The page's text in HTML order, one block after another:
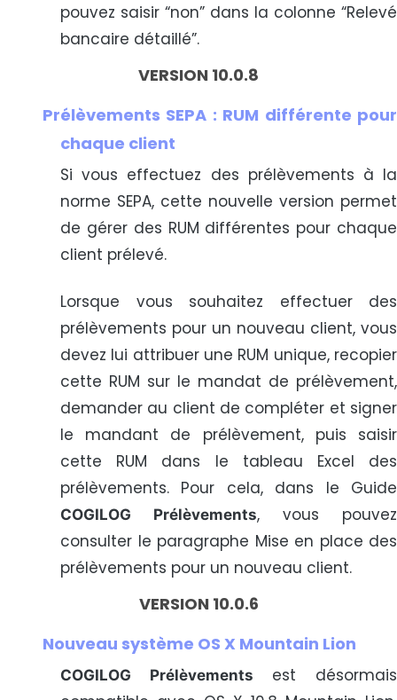
pouvez saisir “non” dans la colonne “Relevé
bancaire détaillé”.
VERSION 10.0.8
Prélèvements SEPA : RUM différente pour
chaque client
Si vous effectuez des prélèvements à la
norme SEPA, cette nouvelle version permet
de gérer des RUM différentes pour chaque
client prélevé.
Lorsque vous souhaitez effectuer des
prélèvements pour un nouveau client, vous
devez lui attribuer une RUM unique, recopier
cette RUM sur le mandat de prélèvement,
demander au client de compléter et signer
le mandant de prélèvement, puis saisir
cette RUM dans le tableau Excel des
prélèvements. Pour cela, dans le Guide
COGILOG Prélèvements, vous pouvez
consulter le paragraphe Mise en place des
prélèvements pour un nouveau client.
VERSION 10.0.6
Nouveau système OS X Mountain Lion
COGILOG Prélèvements
est désormais